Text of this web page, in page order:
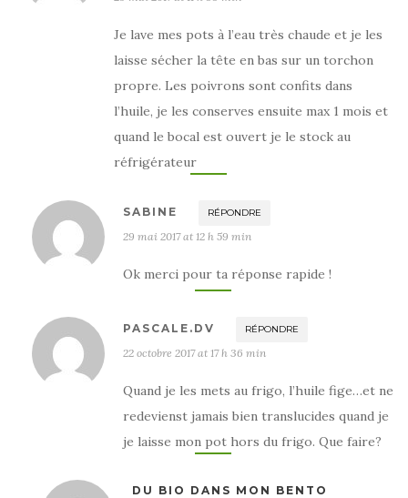
Je lave mes pots à l’eau très chaude et je les
laisse sécher la tête en bas sur un torchon
propre. Les poivrons sont confits dans
l’huile, je les conserves ensuite max 1 mois et
quand le bocal est ouvert je le stock au
réfrigérateur
SABINE RÉPONDRE
29 mai 2017 at 12 h 59 min
Ok merci pour ta réponse rapide !
PASCALE.DV RÉPONDRE
22 octobre 2017 at 17 h 36 min
Quand je les mets au frigo, l’huile fige…et ne
redevienst jamais bien translucides quand je
je laisse mon pot hors du frigo. Que faire?
DU BIO DANS MON BENTO